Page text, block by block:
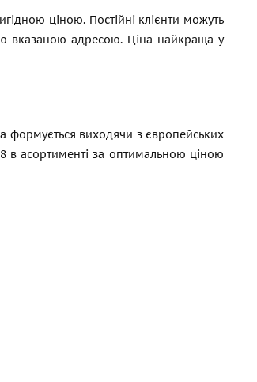
ціною. Постійні клієнти можуть
вказаною адресою. Ціна найкраща у
формується виходячи з європейських
в асортименті за оптимальною ціною